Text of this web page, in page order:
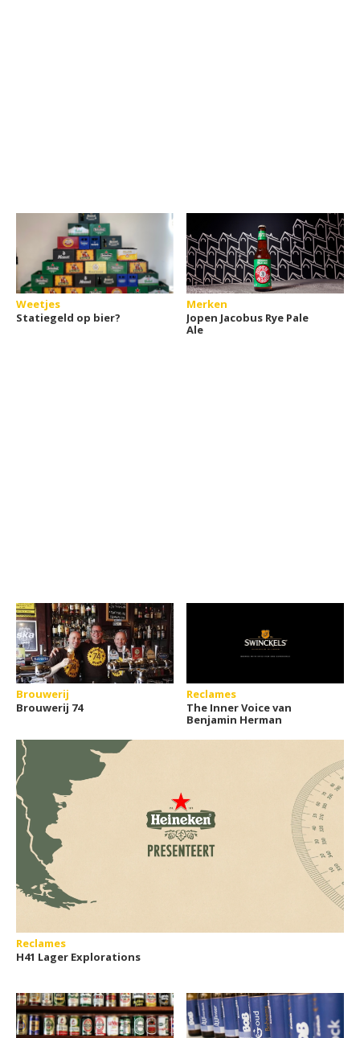
Weetjes
Statiegeld op bier?
Merken
Jopen Jacobus Rye Pale
Ale
Brouwerij
Brouwerij 74
Reclames
The Inner Voice van
Benjamin Herman
Reclames
H41 Lager Explorations